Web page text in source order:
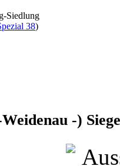
Siedlung
38)
Weidenau -)